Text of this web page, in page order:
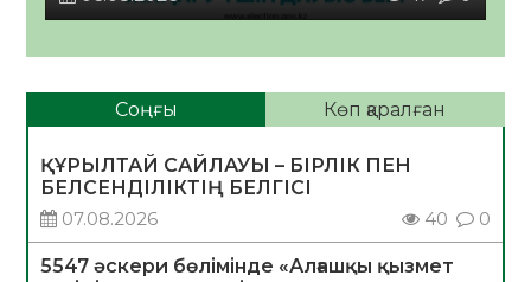
Соңғы Көп қаралған
ҚҰРЫЛТАЙ САЙЛАУЫ – БІРЛІК ПЕН
БЕЛСЕНДІЛІКТІҢ БЕЛГІСІ
07.08.2026
40 0
5547 әскери бөлімінде «Алғашқы қызмет